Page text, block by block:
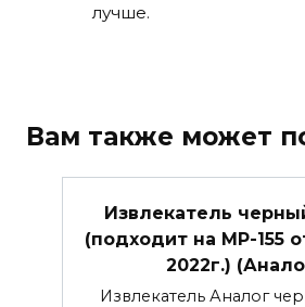
лучше.
Вам также может
Извлекатель
(подходит на МР-155
2022г.)
Извлекатель Аналог